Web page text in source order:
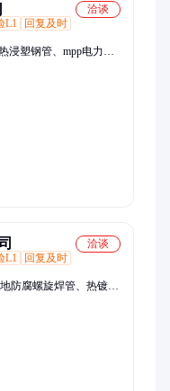
洽谈
L1
回复及时
浸塑钢管、mpp电力
波纹管、玻璃钢电力
洽谈
L1
回复及时
防腐螺旋焊管、热镀锌
、热浸镀锌空心钢管、
管专用防腐螺旋焊管、
焊管、热镀锌圆管、大
业焊管、工业级不锈钢
、抛光不锈钢焊管、欧
管、镀锌Q355B方管